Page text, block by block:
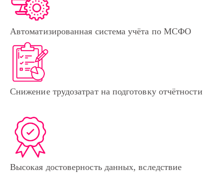
Автоматизированная система учёта по МСФО
Снижение трудозатрат на подготовку отчётности
Высокая достоверность данных, вследствие